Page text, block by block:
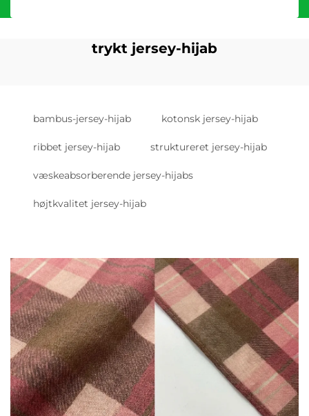
trykt jersey-hijab
bambus-jersey-hijab kotonsk jersey-hijab
ribbet jersey-hijab struktureret jersey-hijab
væskeabsorberende jersey-hijabs
højtkvalitet jersey-hijab